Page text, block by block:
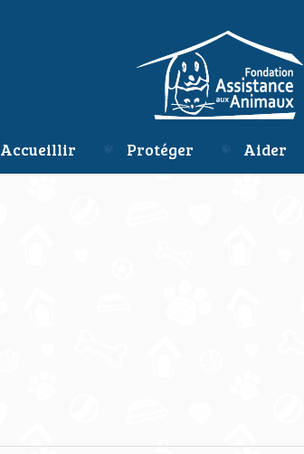
Accueillir Protéger Aider